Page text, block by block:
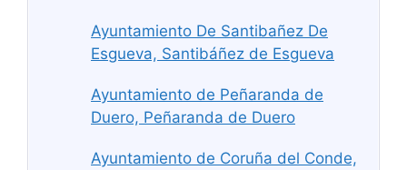
Ayuntamiento De Santibañez De
Esgueva, Santibáñez de Esgueva
Ayuntamiento de Peñaranda de
Duero, Peñaranda de Duero
Ayuntamiento de Coruña del Conde,